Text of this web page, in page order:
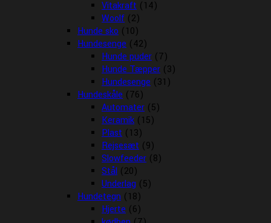
Vitakraft (14)
Woolf (2)
Hunde sko (10)
Hundesenge (42)
Hunde puder (7)
Hunde Tæpper (3)
Hundesenge (31)
Hundeskåle (76)
Automater (5)
Keramik (15)
Plast (13)
Rejsesæt (9)
Slowfeeder (8)
Stål (20)
Underlag (5)
Hundetegn (18)
Hjerte (6)